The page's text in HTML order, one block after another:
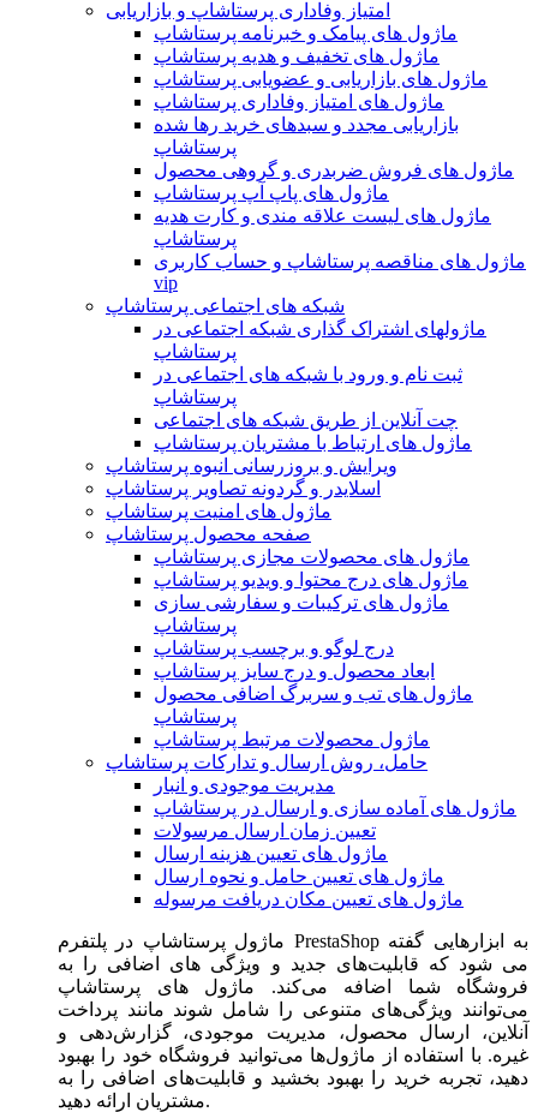
امتیاز وفاداری پرستاشاپ و بازاریابی
ماژول های پیامک و خبرنامه پرستاشاپ
ماژول های تخفیف و هدیه پرستاشاپ
ماژول های بازاریابی و عضویابی پرستاشاپ
ماژول های امتیاز وفاداری پرستاشاپ
بازاریابی مجدد و سبدهای خرید رها شده
پرستاشاپ
ماژول های فروش ضربدری و گروهی محصول
ماژول های پاپ آپ پرستاشاپ
ماژول های لیست علاقه مندی و کارت هدیه
پرستاشاپ
ماژول های مناقصه پرستاشاپ و حساب کاربری
vip
شبکه های اجتماعی پرستاشاپ
ماژولهای اشتراک‌ گذاری شبکه اجتماعی در
پرستاشاپ
ثبت نام و ورود با شبکه های اجتماعی در
پرستاشاپ
چت آنلاین از طریق شبکه های اجتماعی
ماژول های ارتباط با مشتریان پرستاشاپ
ویرایش و بروزرسانی انبوه پرستاشاپ
اسلایدر و گردونه تصاویر پرستاشاپ
ماژول های امنیت پرستاشاپ
صفحه محصول پرستاشاپ
ماژول های محصولات مجازی پرستاشاپ
ماژول های درج محتوا و ویدیو پرستاشاپ
ماژول های ترکیبات و سفارشی سازی
پرستاشاپ
درج لوگو و برچسب پرستاشاپ
ابعاد محصول و درج سایز پرستاشاپ
ماژول های تب و سربرگ اضافی محصول
پرستاشاپ
ماژول محصولات مرتبط پرستاشاپ
حامل، روش ارسال و تدارکات پرستاشاپ
مدیریت موجودی و انبار
ماژول های آماده سازی و ارسال در پرستاشاپ
تعیین زمان ارسال مرسولات
ماژول های تعیین هزینه ارسال
ماژول های تعیین حامل و نحوه ارسال
ماژول های تعیین مکان دریافت مرسوله
ماژول‌ پرستاشاپ در پلتفرم PrestaShop به ابزارهایی گفته
می شود که قابلیت‌های جدید و ویژگی های اضافی را به
فروشگاه شما اضافه می‌کند. ماژول های پرستاشاپ
می‌توانند ویژگی‌های متنوعی را شامل شوند مانند پرداخت
آنلاین، ارسال محصول، مدیریت موجودی، گزارش‌دهی و
غیره. با استفاده از ماژول‌ها می‌توانید فروشگاه خود را بهبود
دهید، تجربه خرید را بهبود بخشید و قابلیت‌های اضافی را به
مشتریان ارائه دهید.